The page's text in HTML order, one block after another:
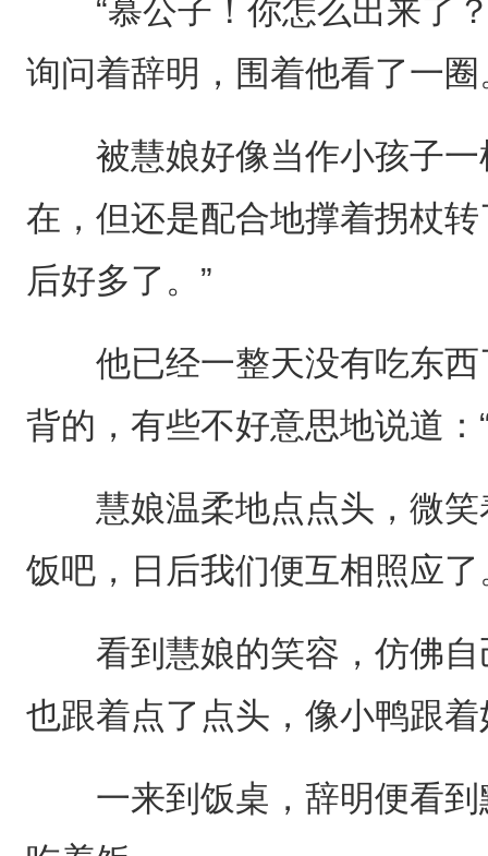
“慕公子！你怎么出来了？
询问着辞明，围着他看了一圈
被慧娘好像当作小孩子一
在，但还是配合地撑着拐杖
后好多了。”
他已经一整天没有吃东西
背的，有些不好意思地说道
慧娘温柔地点点头，微笑
饭吧，日后我们便互相照应了
看到慧娘的笑容，仿佛自
也跟着点了点头，像小鸭跟
一来到饭桌，辞明便看到